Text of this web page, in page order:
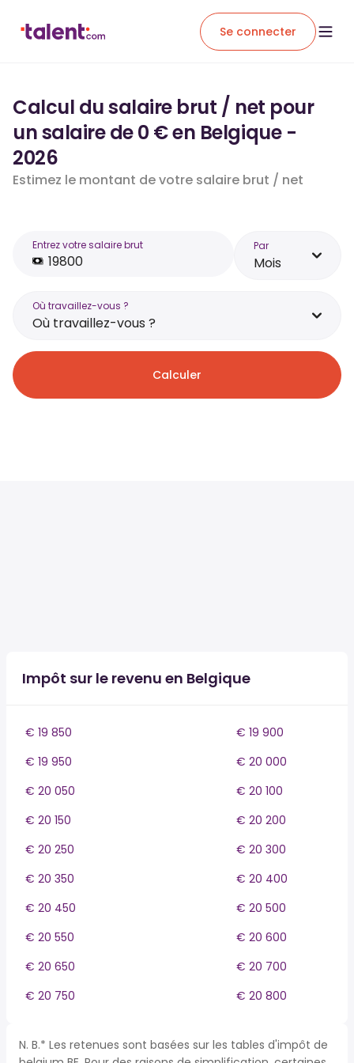
Se connecter
Calcul du salaire brut / net pour
un salaire de 0 € en Belgique -
2026
Estimez le montant de votre salaire brut / net
Entrez votre salaire brut Par
Mois
Où travaillez-vous ?
Où travaillez-vous ?
Calculer
Impôt sur le revenu en Belgique
€ 19 850
€ 19 900
€ 19 950
€ 20 000
€ 20 050
€ 20 100
€ 20 150
€ 20 200
€ 20 250
€ 20 300
€ 20 350
€ 20 400
€ 20 450
€ 20 500
€ 20 550
€ 20 600
€ 20 650
€ 20 700
€ 20 750
€ 20 800
N. B.* Les retenues sont basées sur les tables d'impôt de